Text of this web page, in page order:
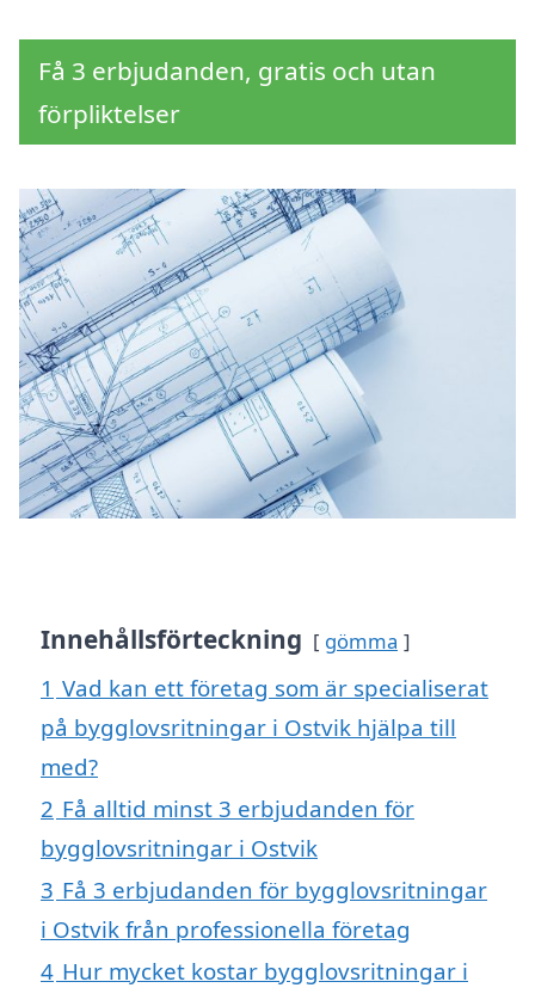
Få 3 erbjudanden, gratis och utan
förpliktelser
Innehållsförteckning gömma
1 Vad kan ett företag som är specialiserat
på bygglovsritningar i Ostvik hjälpa till
med?
2 Få alltid minst 3 erbjudanden för
bygglovsritningar i Ostvik
3 Få 3 erbjudanden för bygglovsritningar
i Ostvik från professionella företag
4 Hur mycket kostar bygglovsritningar i